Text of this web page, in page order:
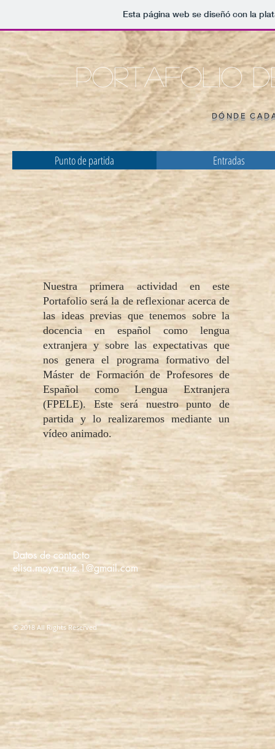
Esta página web se diseñó con la
Portafolio
DÓNDE
Punto de partida Entradas
Nuestra primera actividad en este
Portafolio será la de reflexionar acerca de
las ideas previas que tenemos sobre la
docencia en español como lengua
extranjera y sobre las expectativas que
nos genera el programa formativo del
Máster de Formación de Profesores de
Español como Lengua Extranjera
(FPELE). Este será nuestro punto de
partida y lo realizaremos mediante un
vídeo animado.
Datos de contacto
elisa.moya.ruiz.1@gmail.com
© 2018 All Rights Reserved